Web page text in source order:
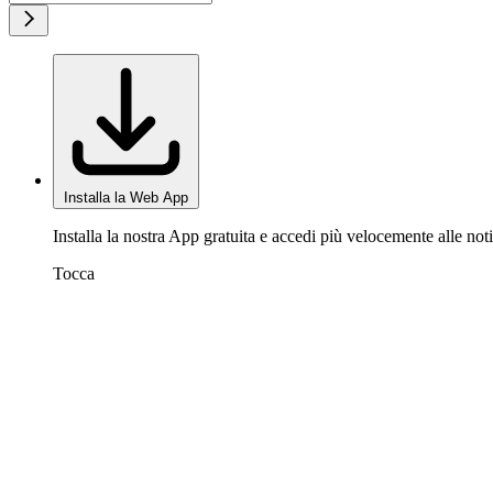
Installa la Web App
Installa la nostra App gratuita e accedi più velocemente alle
Tocca